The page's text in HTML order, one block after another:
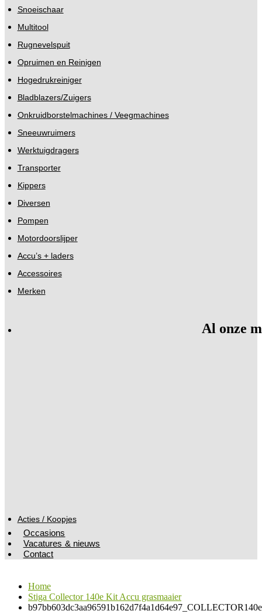
Snoeischaar
Multitool
Rugnevelspuit
Opruimen en Reinigen
Hogedrukreiniger
Bladblazers/Zuigers
Onkruidborstelmachines / Veegmachines
Sneeuwruimers
Werktuigdragers
Transporter
Kippers
Diversen
Pompen
Motordoorslijper
Accu’s + laders
Accessoires
Merken
Al onze
Acties / Koopjes
Occasions
Vacatures & nieuws
Contact
Home
Stiga Collector 140e Kit Accu grasmaaier